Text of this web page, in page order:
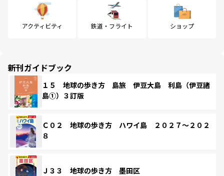
アクティビティ 鉄道・フライト ショップ
新刊ガイドブック
１５ 地球の歩き方 島旅 伊豆大島 利島（伊豆諸
島①）３訂版
Ｃ０２ 地球の歩き方 ハワイ島 ２０２７～２０２
８
Ｊ３３ 地球の歩き方 墨田区